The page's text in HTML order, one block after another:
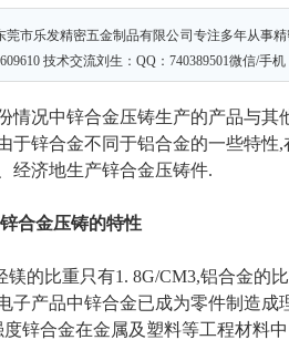
莞市乐发精密五金制品有限公司专注多年从事
技术交流刘生：QQ：740389501微信/手机
情况中锌合金压铸生产的产品与其
于锌合金不同于铝合金的一些特
经济地生产锌合金压铸件.
合金压铸的特性
镁的比重只有1. 8G/CM3,铝合金的
子产品中锌合金已成为零件制造成
度锌合金在金属及塑料等工程材料